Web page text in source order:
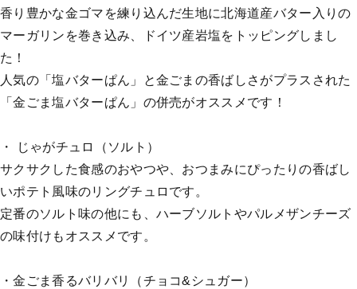
香り豊かな金ゴマを練り込んだ生地に北海道産バター入りの
マーガリンを巻き込み、ドイツ産岩塩をトッピングしまし
た！
人気の「塩バターぱん」と金ごまの香ばしさがプラスされた
「金ごま塩バターぱん」の併売がオススメです！
・ じゃがチュロ（ソルト）
サクサクした食感のおやつや、おつまみにぴったりの香ばし
いポテト風味のリングチュロです。
定番のソルト味の他にも、ハーブソルトやパルメザンチーズ
の味付けもオススメです。
・金ごま香るバリバリ（チョコ&シュガー）